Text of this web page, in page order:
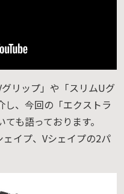
リップ」や「スリムUグ
し、今回の「エクストラ
も語っております。
イプ、Vシェイプの2パ